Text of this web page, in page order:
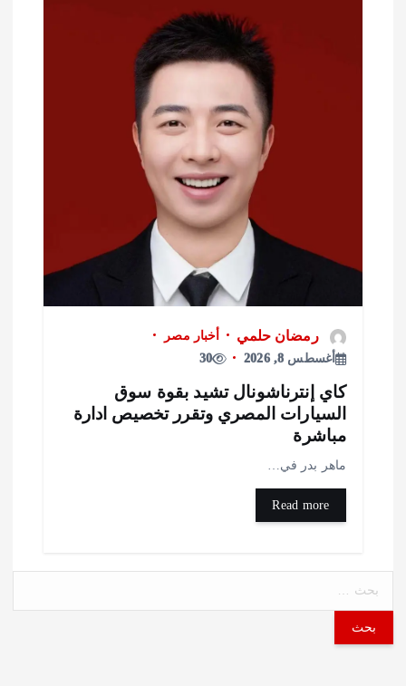
رمضان حلمي
أخبار مصر
أغسطس 8, 2026
30
إنترناشونال تشيد بقوة سوق
المصري وتقرر تخصيص ادارة
بدر في…